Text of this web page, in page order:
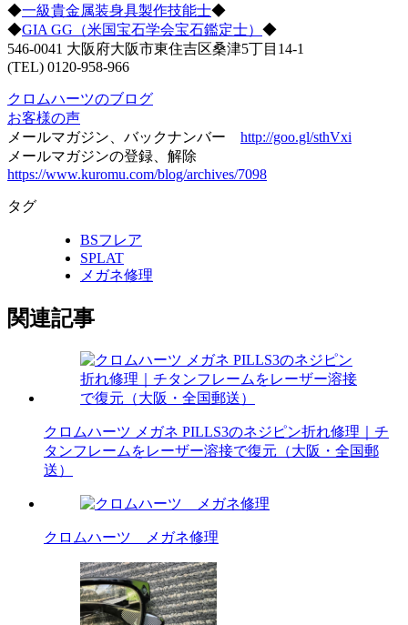
◆一級貴金属装身具製作技能士◆
◆GIA GG（米国宝石学会宝石鑑定士） ◆
546-0041 大阪府大阪市東住吉区桑津5丁目14-1
(TEL) 0120-958-966
クロムハーツのブログ
お客様の声
メールマガジン、バックナンバー http://goo.gl/sthVxi
メールマガジンの登録、解除
https://www.kuromu.com/blog/archives/7098
タグ
BSフレア
SPLAT
メガネ修理
関連記事
クロムハーツ メガネ PILLS3のネジピン折れ修理｜チ
タンフレームをレーザー溶接で復元（大阪・全国郵
送）
クロムハーツ メガネ修理